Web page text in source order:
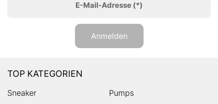
E-Mail-Adresse (*)
Anmelden
TOP KATEGORIEN
Sneaker
Pumps